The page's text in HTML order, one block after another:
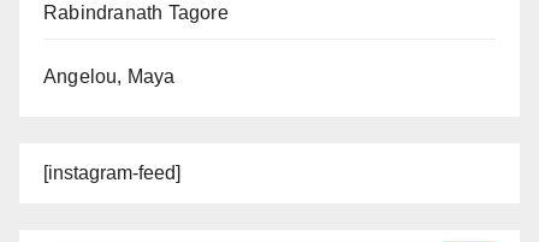
Rabindranath Tagore
Angelou, Maya
[instagram-feed]